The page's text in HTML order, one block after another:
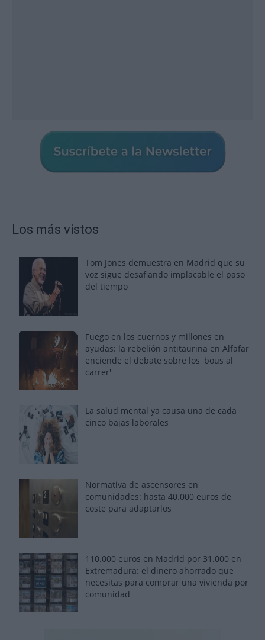
Los más vistos
Tom Jones demuestra en Madrid que su
voz sigue desafiando implacable el paso
del tiempo
Fuego en los cuernos y millones en
ayudas: la rebelión antitaurina en Alfafar
enciende el debate sobre los 'bous al
carrer'
La salud mental ya causa una de cada
cinco bajas laborales
Normativa de ascensores en
comunidades: hasta 40.000 euros de
coste para adaptarlos
110.000 euros en Madrid por 31.000 en
Extremadura: el dinero ahorrado que
necesitas para comprar una vivienda por
comunidad